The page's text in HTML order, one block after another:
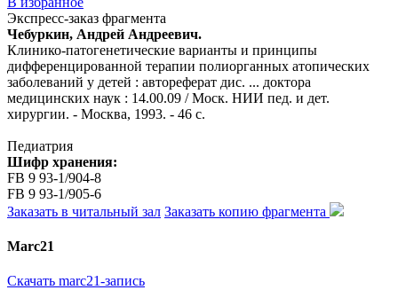
Экспресс-заказ фрагмента
Чебуркин, Андрей Андреевич.
Клинико-патогенетические варианты и принципы
дифференцированной терапии полиорганных атопических
заболеваний у детей : автореферат дис. ... доктора
медицинских наук : 14.00.09 / Моск. НИИ пед. и дет.
хирургии. - Москва, 1993. - 46 с.
Педиатрия
Шифр хранения:
FB 9 93-1/904-8
FB 9 93-1/905-6
Заказать в читальный зал Заказать копию фрагмента
Marc21
Скачать marc21-запись